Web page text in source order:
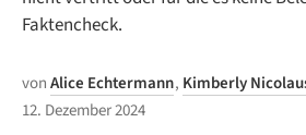
Faktencheck.
vonAlice Echtermann, Kimberly
12. Dezember 2024